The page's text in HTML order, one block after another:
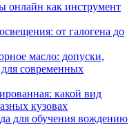
онлайн как инструмент
от галогена до
масло: допуски,
для современных
какой вид
кузовах
для обучения вождению